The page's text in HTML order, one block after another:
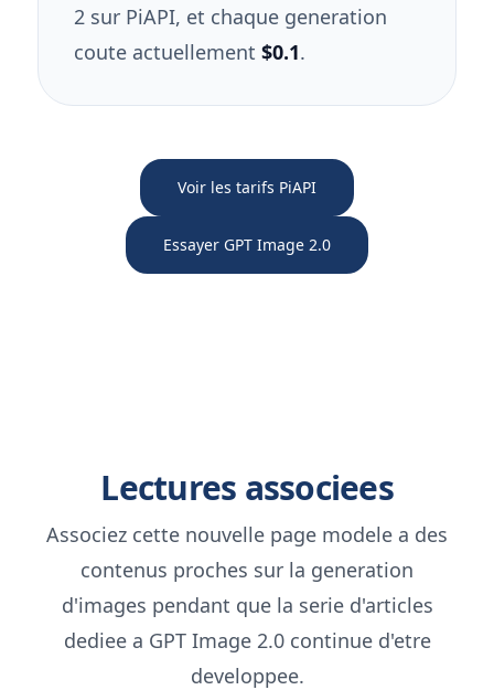
2 sur PiAPI, et chaque generation
coute actuellement $0.1.
Voir les tarifs PiAPI
Essayer GPT Image 2.0
Lectures associees
Associez cette nouvelle page modele a des
contenus proches sur la generation
d'images pendant que la serie d'articles
dediee a GPT Image 2.0 continue d'etre
developpee.